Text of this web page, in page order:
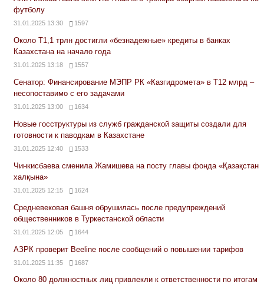
футболу
31.01.2025 13:30 1597
Около Т1,1 трлн достигли «безнадежные» кредиты в банках
Казахстана на начало года
31.01.2025 13:18 1557
Сенатор: Финансирование МЭПР РК «Казгидромета» в Т12 млрд –
несопоставимо с его задачами
31.01.2025 13:00 1634
Новые госструктуры из служб гражданской защиты создали для
готовности к паводкам в Казахстане
31.01.2025 12:40 1533
Чинкисбаева сменила Жамишева на посту главы фонда «Қазақстан
халқына»
31.01.2025 12:15 1624
Средневековая башня обрушилась после предупреждений
общественников в Туркестанской области
31.01.2025 12:05 1644
АЗРК проверит Beeline после сообщений о повышении тарифов
31.01.2025 11:35 1687
Около 80 должностных лиц привлекли к ответственности по итогам